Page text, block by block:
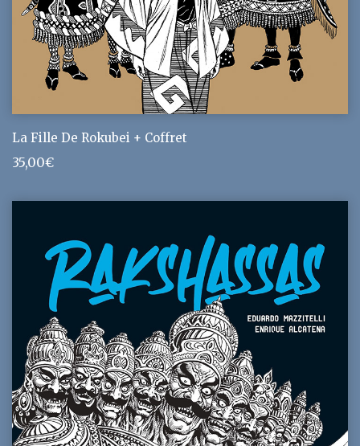
La Fille De Rokubei + Coffret
35,00€